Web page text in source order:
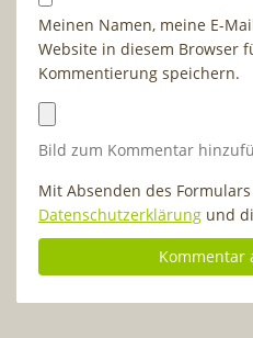
Meinen Namen, meine E-
Website in diesem Browser
Kommentierung speichern.
Bild zum Kommentar
Mit Absenden des
Datenschutzerklärung und